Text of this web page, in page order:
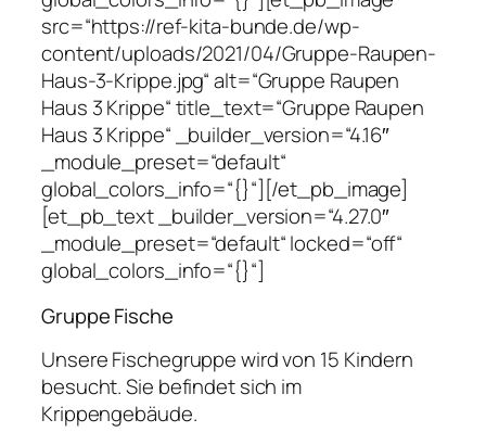
src=“https://ref-kita-bunde.de/wp-
content/uploads/2021/04/Gruppe-Raupen-
Haus-3-Krippe.jpg“ alt=“Gruppe Raupen
Haus 3 Krippe“ title_text=“Gruppe Raupen
Haus 3 Krippe“ _builder_version=“4.16″
_module_preset=“default“
global_colors_info=“{}“][/et_pb_image]
[et_pb_text _builder_version=“4.27.0″
_module_preset=“default“ locked=“off“
global_colors_info=“{}“]
Gruppe Fische
Unsere Fischegruppe wird von 15 Kindern
besucht. Sie befindet sich im
Krippengebäude.